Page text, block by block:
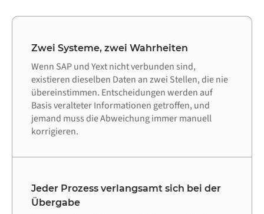
Zwei Systeme, zwei Wahrheiten
Wenn SAP und Yext nicht verbunden sind,
existieren dieselben Daten an zwei Stellen, die nie
übereinstimmen. Entscheidungen werden auf
Basis veralteter Informationen getroffen, und
jemand muss die Abweichung immer manuell
korrigieren.
Jeder Prozess verlangsamt sich bei der
Übergabe